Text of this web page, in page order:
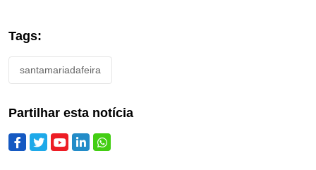
Tags:
santamariadafeira
Partilhar esta notícia